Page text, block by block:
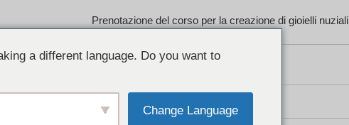
Prenotazione del corso per la creazione di gioielli nuziali
Free
a different language. Do you want to
Change Language